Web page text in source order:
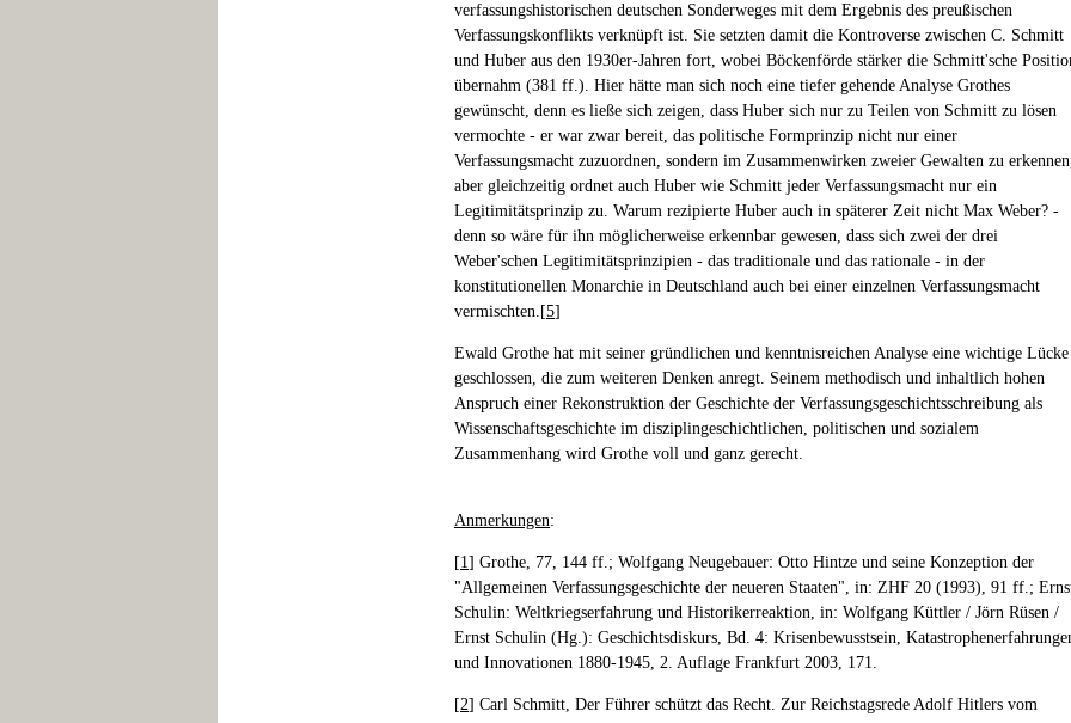
verfassungshistorischen deutschen Sonderweges mit dem Ergebnis des preußischen
Verfassungskonflikts verknüpft ist. Sie setzten damit die Kontroverse zwischen C. Schmitt
und Huber aus den 1930er-Jahren fort, wobei Böckenförde stärker die Schmitt'sche
übernahm (381 ff.). Hier hätte man sich noch eine tiefer gehende Analyse Grothes
gewünscht, denn es ließe sich zeigen, dass Huber sich nur zu Teilen von Schmitt zu lösen
vermochte - er war zwar bereit, das politische Formprinzip nicht nur einer
Verfassungsmacht zuzuordnen, sondern im Zusammenwirken zweier Gewalten zu
aber gleichzeitig ordnet auch Huber wie Schmitt jeder Verfassungsmacht nur ein
Legitimitätsprinzip zu. Warum rezipierte Huber auch in späterer Zeit nicht Max Weber? -
denn so wäre für ihn möglicherweise erkennbar gewesen, dass sich zwei der drei
Weber'schen Legitimitätsprinzipien - das traditionale und das rationale - in der
konstitutionellen Monarchie in Deutschland auch bei einer einzelnen Verfassungsmacht
vermischten.[5]
Ewald Grothe hat mit seiner gründlichen und kenntnisreichen Analyse eine wichtige Lücke
geschlossen, die zum weiteren Denken anregt. Seinem methodisch und inhaltlich hohen
Anspruch einer Rekonstruktion der Geschichte der Verfassungsgeschichtsschreibung als
Wissenschaftsgeschichte im disziplingeschichtlichen, politischen und sozialem
Zusammenhang wird Grothe voll und ganz gerecht.
Anmerkungen:
[1] Grothe, 77, 144 ff.; Wolfgang Neugebauer: Otto Hintze und seine Konzeption der
"Allgemeinen Verfassungsgeschichte der neueren Staaten", in: ZHF 20 (1993), 91 ff.;
Schulin: Weltkriegserfahrung und Historikerreaktion, in: Wolfgang Küttler / Jörn Rüsen /
Ernst Schulin (Hg.): Geschichtsdiskurs, Bd. 4: Krisenbewusstsein,
und Innovationen 1880-1945, 2. Auflage Frankfurt 2003, 171.
[2] Carl Schmitt, Der Führer schützt das Recht. Zur Reichstagsrede Adolf Hitlers vom